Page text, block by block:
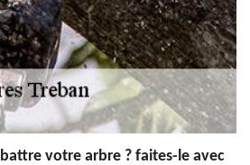
votre arbre ? faites-le avec